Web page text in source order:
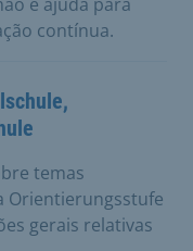
contínua.
temas
Orientierungsstufe
gerais relativas